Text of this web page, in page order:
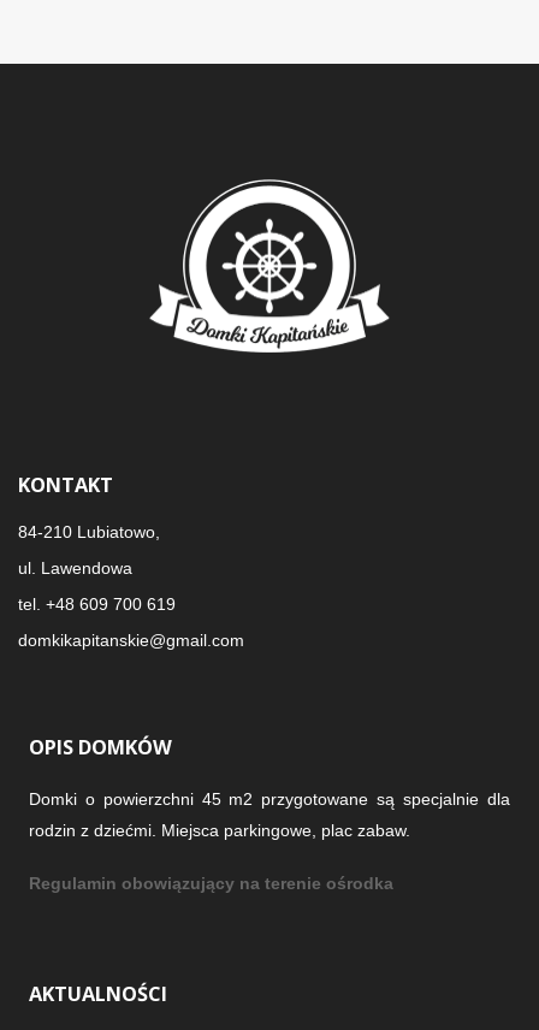
KONTAKT
84-210 Lubiatowo,
ul. Lawendowa
tel. +48 609 700 619
domkikapitanskie@gmail.com
OPIS DOMKÓW
Domki o powierzchni 45 m2 przygotowane są specjalnie dla
rodzin z dziećmi. Miejsca parkingowe, plac zabaw.
Regulamin obowiązujący na terenie ośrodka
AKTUALNOŚCI